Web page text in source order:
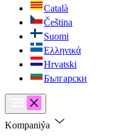
Català
Čeština
Suomi
Ελληνικά
Hrvatski
Български
Kompaniýa